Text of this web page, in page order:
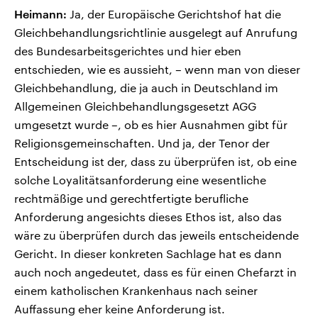
Heimann: Ja, der Europäische Gerichtshof hat die
Gleichbehandlungsrichtlinie ausgelegt auf Anrufung
des Bundesarbeitsgerichtes und hier eben
entschieden, wie es aussieht, – wenn man von dieser
Gleichbehandlung, die ja auch in Deutschland im
Allgemeinen Gleichbehandlungsgesetzt AGG
umgesetzt wurde –, ob es hier Ausnahmen gibt für
Religionsgemeinschaften. Und ja, der Tenor der
Entscheidung ist der, dass zu überprüfen ist, ob eine
solche Loyalitätsanforderung eine wesentliche
rechtmäßige und gerechtfertigte berufliche
Anforderung angesichts dieses Ethos ist, also das
wäre zu überprüfen durch das jeweils entscheidende
Gericht. In dieser konkreten Sachlage hat es dann
auch noch angedeutet, dass es für einen Chefarzt in
einem katholischen Krankenhaus nach seiner
Auffassung eher keine Anforderung ist.